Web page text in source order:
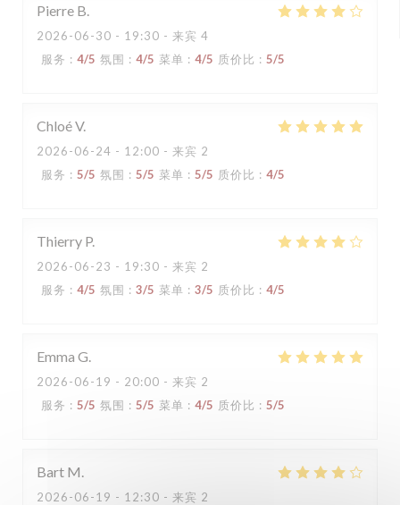
Pierre B
2026-06-30 - 19:30 - 来宾 4
服务 : 4/5 氛围 : 4/5 菜单 : 4/5 质价比 : 5/5
ChloéV
2026-06-24 - 12:00 - 来宾 2
服务 : 5/5 氛围 : 5/5 菜单 : 5/5 质价比 : 4/5
Thierry P
2026-06-23 - 19:30 - 来宾 2
服务 : 4/5 氛围 : 3/5 菜单 : 3/5 质价比 : 4/5
Emma G
2026-06-19 - 20:00 - 来宾 2
服务 : 5/5 氛围 : 5/5 菜单 : 4/5 质价比 : 5/5
Bart M
2026-06-19 - 12:30 - 来宾 2